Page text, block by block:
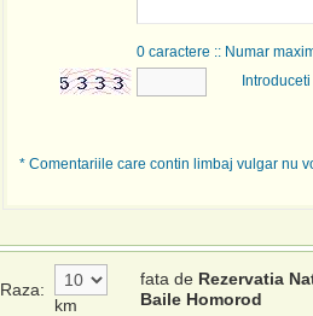
0caractere :: Numar
* Comentariile care contin limbaj vulgar nu
Raza:
km
fata de Rezervatia
Baile Homorod